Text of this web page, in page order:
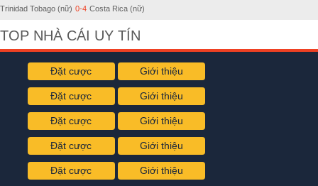
Trinidad Tobago (nữ) 0-4 Costa Rica (nữ)
TOP NHÀ CÁI UY TÍN
Đặt cược Giới thiệu
Đặt cược Giới thiệu
Đặt cược Giới thiệu
Đặt cược Giới thiệu
Đặt cược Giới thiệu